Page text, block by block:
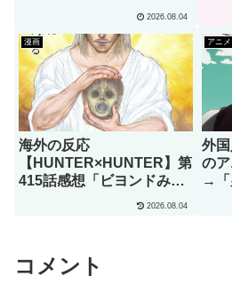
2026.08.04
漫画
海外の反応
【HUNTER×HUNTER】第
415話感想「ビヨンドみた
いな怪物ですらこれちょっ
2026.08.04
アニメ
外
のア
→「
じ
コメント